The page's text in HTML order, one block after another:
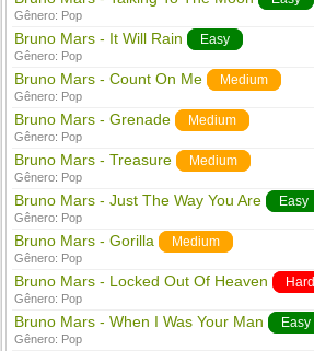
Gênero: Pop
Bruno Mars - It Will Rain Easy
Gênero: Pop
Bruno Mars - Count On Me Medium
Gênero: Pop
Bruno Mars - Grenade Medium
Gênero: Pop
Bruno Mars - Treasure Medium
Gênero: Pop
Bruno Mars - Just The Way You Are Easy
Gênero: Pop
Bruno Mars - Gorilla Medium
Gênero: Pop
Bruno Mars - Locked Out Of Heaven Hard
Gênero: Pop
Bruno Mars - When I Was Your Man Easy
Gênero: Pop